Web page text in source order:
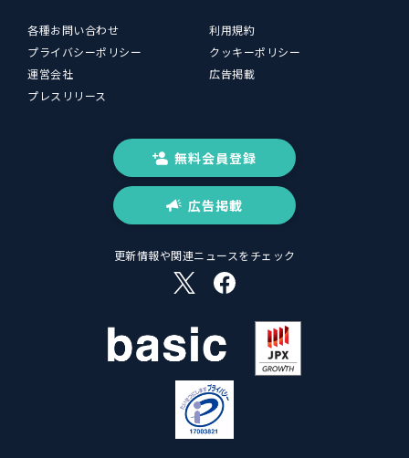
各種お問い合わせ
利用規約
プライバシーポリシー
クッキーポリシー
運営会社
広告掲載
プレスリリース
無料会員登録
広告掲載
更新情報や関連ニュースをチェック